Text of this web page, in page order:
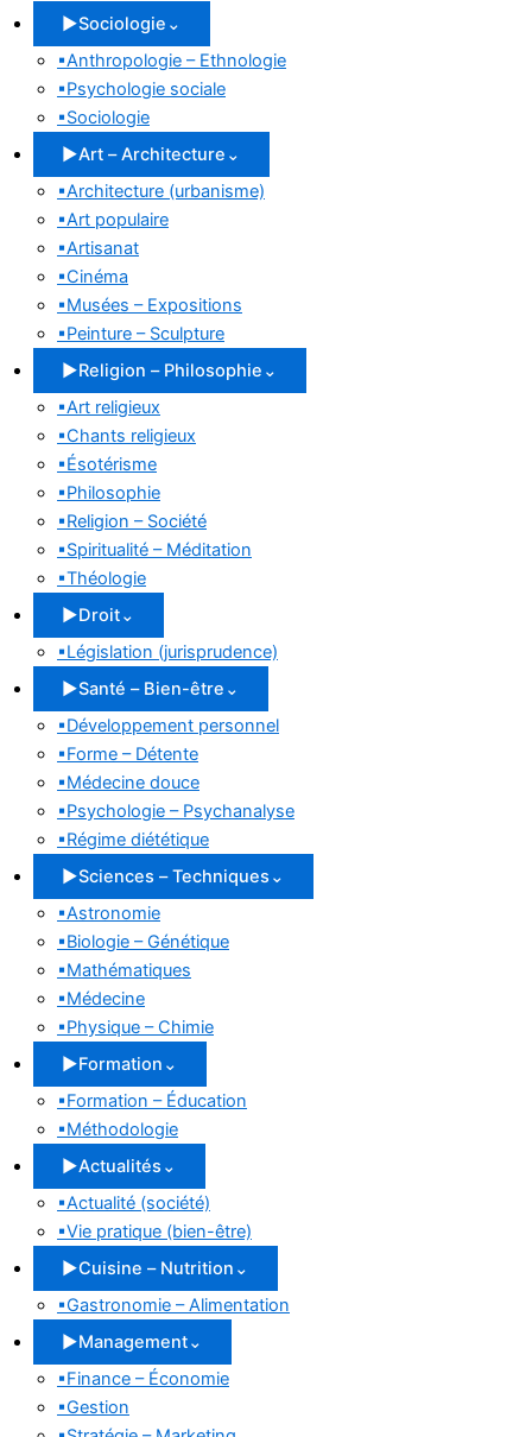
▶Sociologie ⌄
▪Anthropologie – Ethnologie
▪Psychologie sociale
▪Sociologie
▶Art – Architecture ⌄
▪Architecture (urbanisme)
▪Art populaire
▪Artisanat
▪Cinéma
▪Musées – Expositions
▪Peinture – Sculpture
▶Religion – Philosophie ⌄
▪Art religieux
▪Chants religieux
▪Ésotérisme
▪Philosophie
▪Religion – Société
▪Spiritualité – Méditation
▪Théologie
▶Droit⌄
▪Législation (jurisprudence)
▶Santé – Bien-être ⌄
▪Développement personnel
▪Forme – Détente
▪Médecine douce
▪Psychologie – Psychanalyse
▪Régime diététique
▶Sciences – Techniques ⌄
▪Astronomie
▪Biologie – Génétique
▪Mathématiques
▪Médecine
▪Physique – Chimie
▶Formation ⌄
▪Formation – Éducation
▪Méthodologie
▶Actualités ⌄
▪Actualité (société)
▪Vie pratique (bien-être)
▶Cuisine – Nutrition ⌄
▪Gastronomie – Alimentation
▶Management⌄
▪Finance – Économie
▪Gestion